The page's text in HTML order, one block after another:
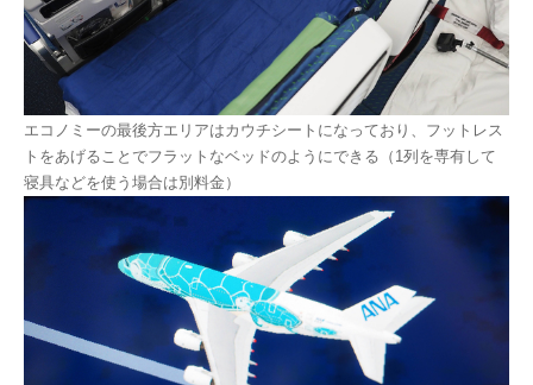
エコノミーの最後方エリアはカウチシートになっており、フットレス
トをあげることでフラットなベッドのようにできる（1列を専有して
寝具などを使う場合は別料金）